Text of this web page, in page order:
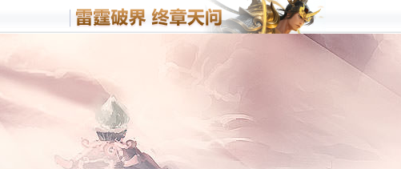
客户端游戏 手机游戏
野蛮人大作